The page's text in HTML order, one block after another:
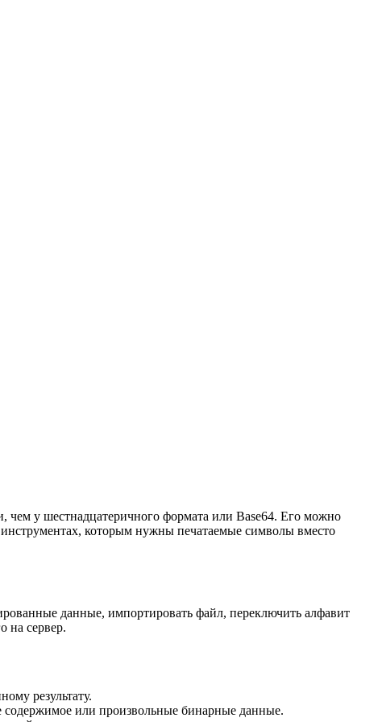
чем у шестнадцатеричного формата или Base64. Его можно
которым нужны печатаемые символы вместо
данные, импортировать файл, переключить алфавит
на сервер.
результату.
или произвольные бинарные данные.